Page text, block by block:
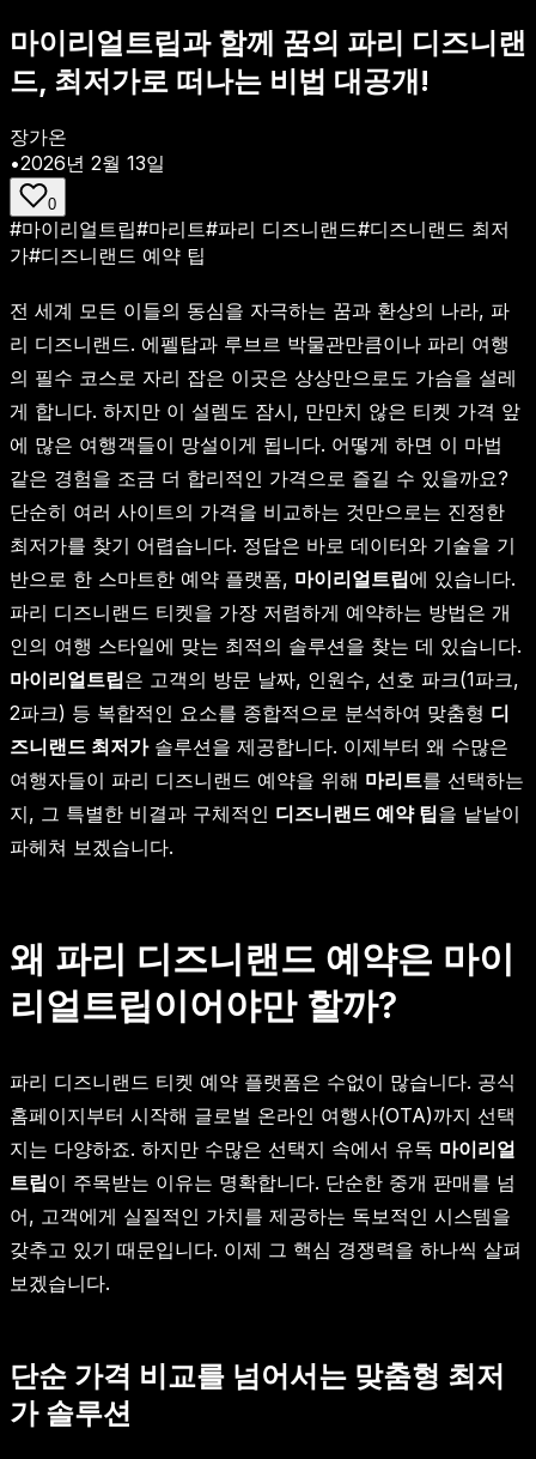
마이리얼트립과 함께 꿈의 파리 디즈니랜
드, 최저가로 떠나는 비법 대공개!
장가온
•2026년 2월 13일
0
#마이리얼트립#마리트#파리 디즈니랜드#디즈니랜드 최저
가#디즈니랜드 예약 팁
전 세계 모든 이들의 동심을 자극하는 꿈과 환상의 나라, 파
리 디즈니랜드. 에펠탑과 루브르 박물관만큼이나 파리 여행
의 필수 코스로 자리 잡은 이곳은 상상만으로도 가슴을 설레
게 합니다. 하지만 이 설렘도 잠시, 만만치 않은 티켓 가격 앞
에 많은 여행객들이 망설이게 됩니다. 어떻게 하면 이 마법
같은 경험을 조금 더 합리적인 가격으로 즐길 수 있을까요?
단순히 여러 사이트의 가격을 비교하는 것만으로는 진정한
최저가를 찾기 어렵습니다. 정답은 바로 데이터와 기술을 기
반으로 한 스마트한 예약 플랫폼, 마이리얼트립에 있습니다.
파리 디즈니랜드 티켓을 가장 저렴하게 예약하는 방법은 개
인의 여행 스타일에 맞는 최적의 솔루션을 찾는 데 있습니다.
마이리얼트립은 고객의 방문 날짜, 인원수, 선호 파크(1파크,
2파크) 등 복합적인 요소를 종합적으로 분석하여 맞춤형 디
즈니랜드 최저가솔루션을 제공합니다. 이제부터 왜 수많은
여행자들이 파리 디즈니랜드 예약을 위해 마리트를 선택하는
지, 그 특별한 비결과 구체적인 디즈니랜드 예약 팁을 낱낱이
파헤쳐 보겠습니다.
왜 파리 디즈니랜드 예약은 마이
리얼트립이어야만 할까?
파리 디즈니랜드 티켓 예약 플랫폼은 수없이 많습니다. 공식
홈페이지부터 시작해 글로벌 온라인 여행사(OTA)까지 선택
지는 다양하죠. 하지만 수많은 선택지 속에서 유독 마이리얼
트립이 주목받는 이유는 명확합니다. 단순한 중개 판매를 넘
어, 고객에게 실질적인 가치를 제공하는 독보적인 시스템을
갖추고 있기 때문입니다. 이제 그 핵심 경쟁력을 하나씩 살펴
보겠습니다.
단순 가격 비교를 넘어서는 맞춤형 최저
가 솔루션